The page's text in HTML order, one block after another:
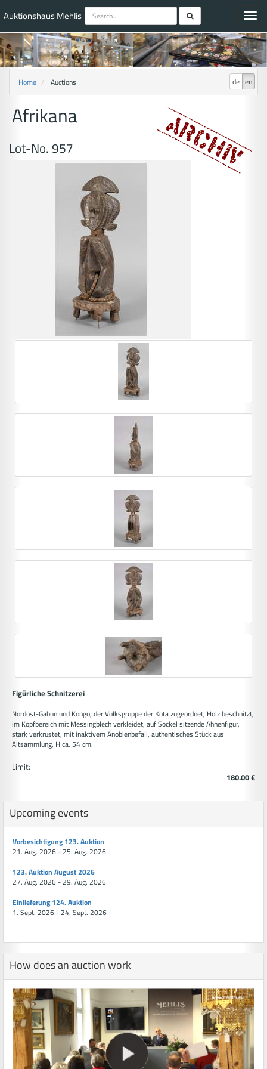
Auktionshaus Mehlis
de en
Home Auctions
Afrikana
Lot-No. 957
Figürliche Schnitzerei
Nordost-Gabun und Kongo, der Volksgruppe der Kota zugeordnet, Holz beschnitzt,
im Kopfbereich mit Messingblech verkleidet, auf Sockel sitzende Ahnenfigur,
stark verkrustet, mit inaktivem Anobienbefall, authentisches Stück aus
Altsammlung, H ca. 54 cm.
Limit:
180.00 €
Upcoming events
Vorbesichtigung 123. Auktion
21. Aug. 2026 - 25. Aug. 2026
123. Auktion August 2026
27. Aug. 2026 - 29. Aug. 2026
Einlieferung 124. Auktion
1. Sept. 2026 - 24. Sept. 2026
How does an auction work